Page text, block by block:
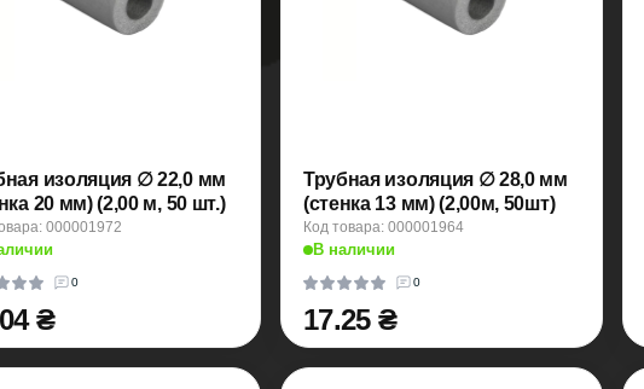
изоляция ∅ 22,0 мм
20 мм) (2,00 м, 50 шт.)
000001972
0
₴
Трубная изоляция ∅ 28,0 мм
(стенка 13 мм) (2,00м, 50шт)
Код товара: 000001964
В наличии
0
17.25 ₴